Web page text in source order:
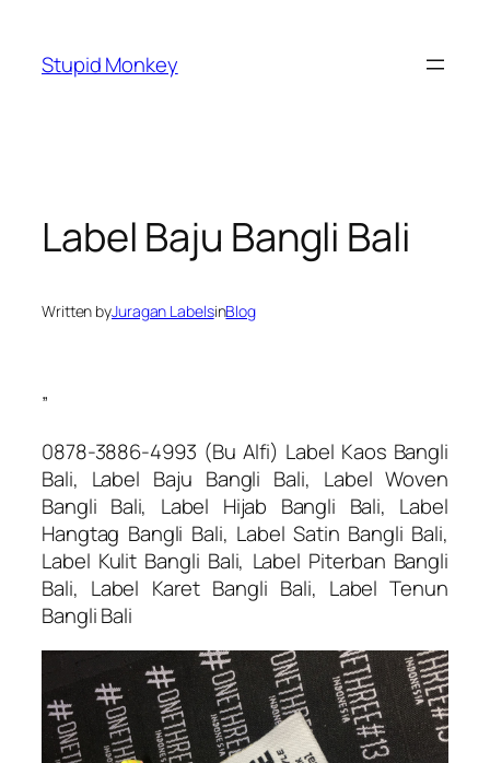
content
Stupid Monkey
Label Baju Bangli Bali
Written byJuragan LabelsinBlog
”
0878-3886-4993 (Bu Alfi) Label Kaos Bangli
Bali, Label Baju Bangli Bali, Label Woven
Bangli Bali, Label Hijab Bangli Bali, Label
Hangtag Bangli Bali, Label Satin Bangli Bali,
Label Kulit Bangli Bali, Label Piterban Bangli
Bali, Label Karet Bangli Bali, Label Tenun
Bangli Bali